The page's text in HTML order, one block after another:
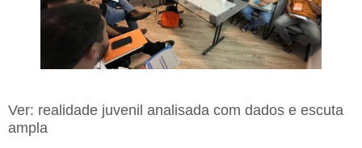
Ver: realidade juvenil analisada com dados e escuta
ampla